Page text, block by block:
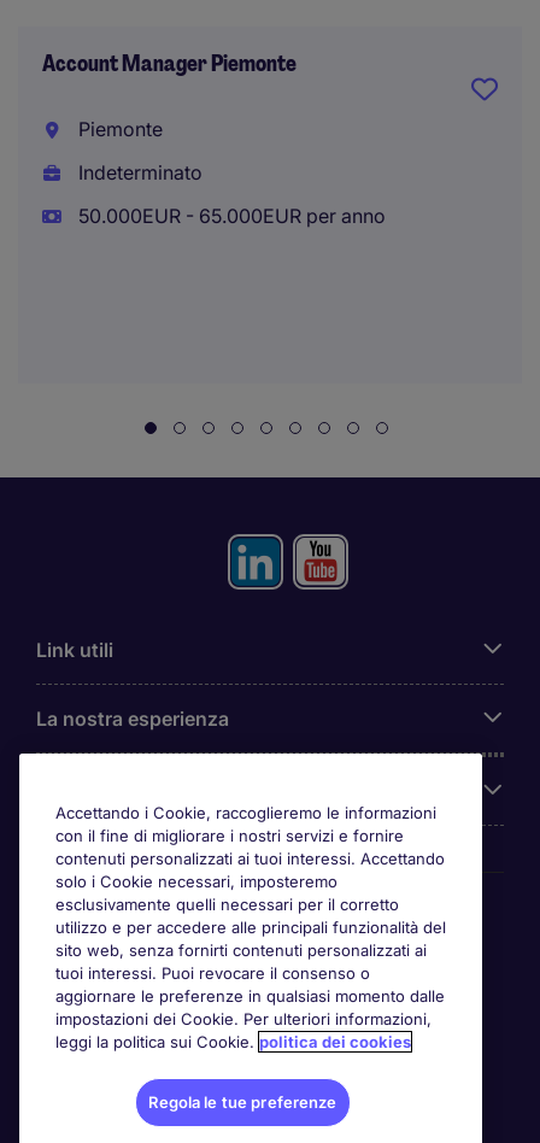
Account Manager Piemonte
Piemonte
Indeterminato
50.000EUR - 65.000EUR per anno
Link utili
La nostra esperienza
Awards
Accettando i Cookie, raccoglieremo le informazioni
con il fine di migliorare i nostri servizi e fornire
contenuti personalizzati ai tuoi interessi. Accettando
solo i Cookie necessari, imposteremo
esclusivamente quelli necessari per il corretto
utilizzo e per accedere alle principali funzionalità del
sito web, senza fornirti contenuti personalizzati ai
tuoi interessi. Puoi revocare il consenso o
aggiornare le preferenze in qualsiasi momento dalle
impostazioni dei Cookie. Per ulteriori informazioni,
leggi la politica sui Cookie. politica dei cookies
Regola le tue preferenze